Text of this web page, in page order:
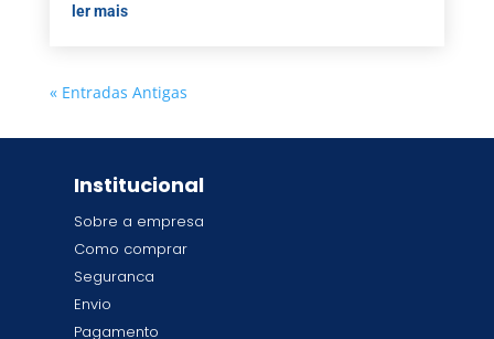
ler mais
« Entradas Antigas
Institucional
Sobre a empresa
Como comprar
Seguranca
Envio
Pagamento